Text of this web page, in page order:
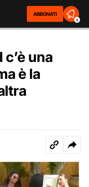
ABBONATI
2
una
è la